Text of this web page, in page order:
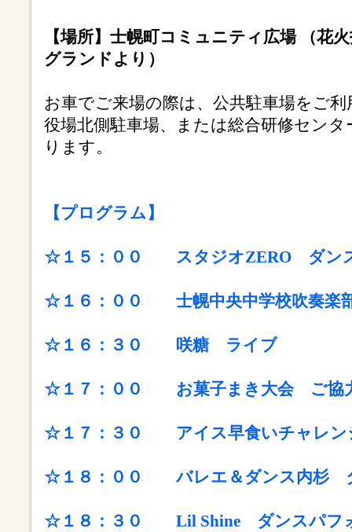
【場所】士幌町コミュニティ広場 （花
グランドより）
お車でご来場の際は、公共駐車場をご
役場北側駐車場、または総合研修セン
ります。
【プログラム】
☆１５：００ スタジオZERO ダン
☆１６：００ 士幌中央中学校吹奏楽
☆１６：３０ 咲糖 ライブ
☆１７：００ お菓子まき大会 ご協
☆１７：３０ アイス早食いチャレン
☆１８：００ バレエ＆ダンス内杉
☆１８：３０ Lil Shine ダンスパフ